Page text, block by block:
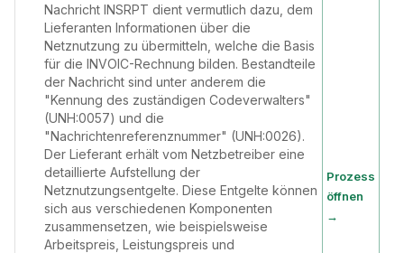
Nachricht INSRPT dient vermutlich dazu, dem
Lieferanten Informationen über die
Netznutzung zu übermitteln, welche die Basis
für die INVOIC-Rechnung bilden. Bestandteile
der Nachricht sind unter anderem die
"Kennung des zuständigen Codeverwalters"
(UNH:0057) und die
"Nachrichtenreferenznummer" (UNH:0026).
Der Lieferant erhält vom Netzbetreiber eine
detaillierte Aufstellung der
Netznutzungsentgelte. Diese Entgelte können
sich aus verschiedenen Komponenten
zusammensetzen, wie beispielsweise
Arbeitspreis, Leistungspreis und
Prozess
öffnen
→